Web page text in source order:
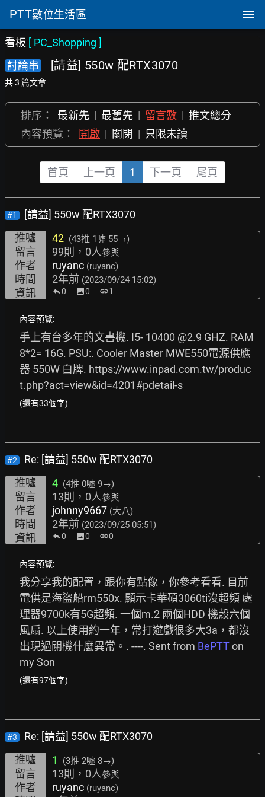
PTT數位生活區
看板 [ PC_Shopping ]
討論串
[請益] 550w 配RTX3070
共 3 篇文章
排序： 最新先 | 最舊先 | 留言數 | 推文總分
內容預覽：
開啟 | 關閉 | 只限未讀
首頁 上一頁 1 下一頁 尾頁
#1
[請益] 550w 配RTX3070
推噓
42 (43推 1噓 55→)
留言 99則，0人參與
作者 ruyanc (ruyanc)
時間 2年前 (2023/09/24 15:02)
資訊 0 image0 link1
內容預覽:
手上有台多年的文書機. I5- 10400 @2.9 GHZ. RAM
8*2= 16G. PSU:. Cooler Master MWE550電源供應
器 550W 白牌. https://www.inpad.com.tw/produc
t.php?act=view&id=4201#pdetail-s
(還有33個字)
#2
Re: [請益] 550w 配RTX3070
推噓
4 (4推 0噓 9→)
留言 13則，0人參與
作者 johnny9667 (大八)
時間 2年前 (2023/09/25 05:51)
資訊 0 image0 link0
內容預覽:
我分享我的配置，跟你有點像，你參考看看. 目前
電供是海盜船rm550x. 顯示卡華碩3060ti沒超頻 處
理器9700k有5G超頻. 一個m.2 兩個HDD 機殼六個
風扇. 以上使用約一年，常打遊戲很多大3a，都沒
出現過關機什麼異常。. ----. Sent from BePTT on
my Son
(還有97個字)
#3
Re: [請益] 550w 配RTX3070
推噓
1 (3推 2噓 8→)
留言 13則，0人參與
作者 ruyanc (ruyanc)